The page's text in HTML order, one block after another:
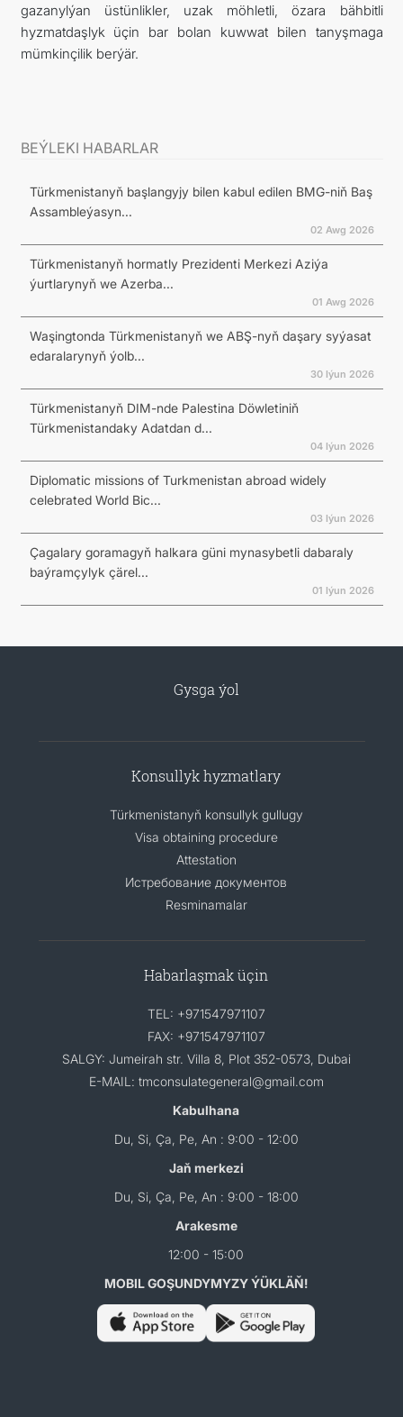
gazanylýan üstünlikler, uzak möhletli, özara bähbitli
hyzmatdaşlyk üçin bar bolan kuwwat bilen tanyşmaga
mümkinçilik berýär.
BEÝLEKI HABARLAR
Türkmenistanyň başlangyjy bilen kabul edilen BMG-niň Baş
Assambleýasyn...
02 Awg 2026
Türkmenistanyň hormatly Prezidenti Merkezi Aziýa
ýurtlarynyň we Azerba...
01 Awg 2026
Waşingtonda Türkmenistanyň we ABŞ-nyň daşary syýasat
edaralarynyň ýolb...
30 Iýun 2026
Türkmenistanyň DIM-nde Palestina Döwletiniň
Türkmenistandaky Adatdan d...
04 Iýun 2026
Diplomatic missions of Turkmenistan abroad widely
celebrated World Bic...
03 Iýun 2026
Çagalary goramagyň halkara güni mynasybetli dabaraly
baýramçylyk çärel...
01 Iýun 2026
Gysga ýol
Konsullyk hyzmatlary
Türkmenistanyň konsullyk gullugy
Visa obtaining procedure
Attestation
Истребование документов
Resminamalar
Habarlaşmak üçin
TEL: +971547971107
FAX: +971547971107
SALGY: Jumeirah str. Villa 8, Plot 352-0573, Dubai
E-MAIL: tmconsulategeneral@gmail.com
Kabulhana
Du, Si, Ça, Pe, An : 9:00 - 12:00
Jaň merkezi
Du, Si, Ça, Pe, An : 9:00 - 18:00
Arakesme
12:00 - 15:00
MOBIL GOŞUNDYMYZY ÝÜKLÄŇ!